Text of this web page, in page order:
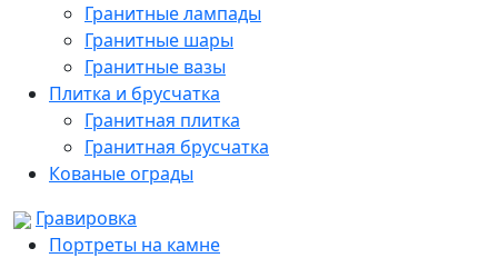
Гранитные лампады
Гранитные шары
Гранитные вазы
Плитка и брусчатка
Гранитная плитка
Гранитная брусчатка
Кованые ограды
Гравировка
Портреты на камне